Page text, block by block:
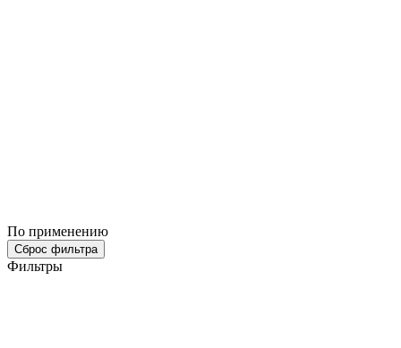
По применению
Сброс фильтра
Фильтры